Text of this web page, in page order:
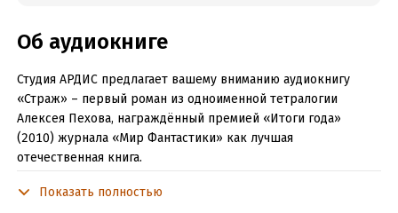
Об аудиокниге
Студия АРДИС предлагает вашему вниманию аудиокнигу
«Страж» – первый роман из одноименной тетралогии
Алексея Пехова, награждённый премией «Итоги года»
(2010) журнала «Мир Фантастики» как лучшая
отечественная книга.
Там, где со злом не могут справиться князья и клирики,
Показать полностью